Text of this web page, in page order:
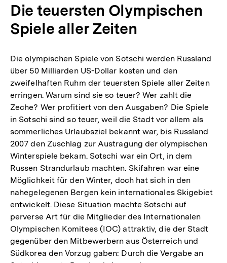
Die teuersten Olympischen
Spiele aller Zeiten
Die olympischen Spiele von Sotschi werden Russland
über 50 Milliarden US-Dollar kosten und den
zweifelhaften Ruhm der teuersten Spiele aller Zeiten
erringen. Warum sind sie so teuer? Wer zahlt die
Zeche? Wer profitiert von den Ausgaben? Die Spiele
in Sotschi sind so teuer, weil die Stadt vor allem als
sommerliches Urlaubsziel bekannt war, bis Russland
2007 den Zuschlag zur Austragung der olympischen
Winterspiele bekam. Sotschi war ein Ort, in dem
Russen Strandurlaub machten. Skifahren war eine
Möglichkeit für den Winter, doch hat sich in den
nahegelegenen Bergen kein internationales Skigebiet
entwickelt. Diese Situation machte Sotschi auf
perverse Art für die Mitglieder des Internationalen
Olympischen Komitees (IOC) attraktiv, die der Stadt
gegenüber den Mitbewerbern aus Österreich und
Südkorea den Vorzug gaben: Durch die Vergabe an